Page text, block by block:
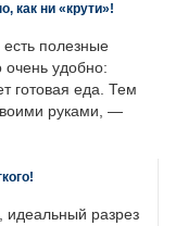
как ни «крути»!
полезные
удобно:
готовая еда. Тем
руками, —
идеальный разрез